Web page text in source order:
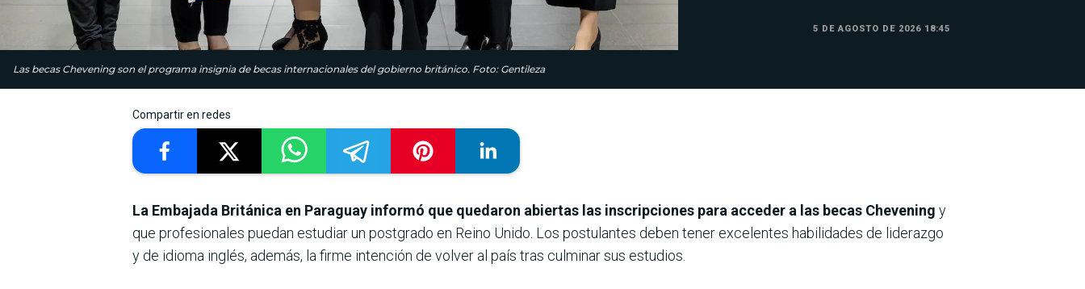
Las becas Chevening son el programa insignia de becas internacionales del gobierno británico. Foto: Gentileza
5 DE AGOSTO DE 2026 18:45
Compartir en redes
La Embajada Británica en Paraguay informó que quedaron abiertas las inscripciones para acceder a las becas Chevening y
que profesionales puedan estudiar un postgrado en Reino Unido. Los postulantes deben tener excelentes habilidades de liderazgo
y de idioma inglés, además, la firme intención de volver al país tras culminar sus estudios.